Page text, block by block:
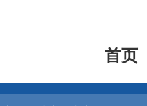
首页